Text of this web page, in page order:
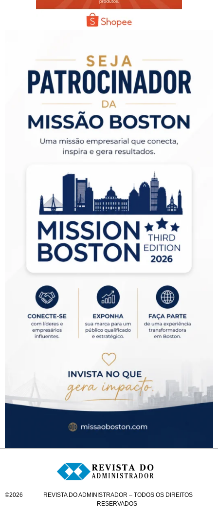
©2026
REVISTA DO ADMINISTRADOR – TODOS OS DIREITOS
RESERVADOS